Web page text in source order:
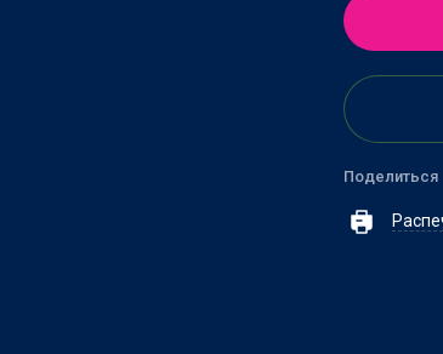
Поделиться